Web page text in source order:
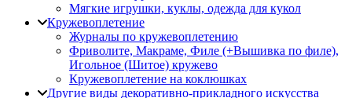
Мягкие игрушки, куклы, одежда для кукол
Кружевоплетение
Журналы по кружевоплетению
Фриволите, Макраме, Филе (+Вышивка по филе),
Игольное (Шитое) кружево
Кружевоплетение на коклюшках
Другие виды декоративно-прикладного искусства